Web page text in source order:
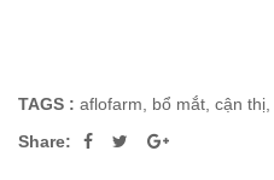
TAGS : aflofarm bổ mắt cận thị
Share: